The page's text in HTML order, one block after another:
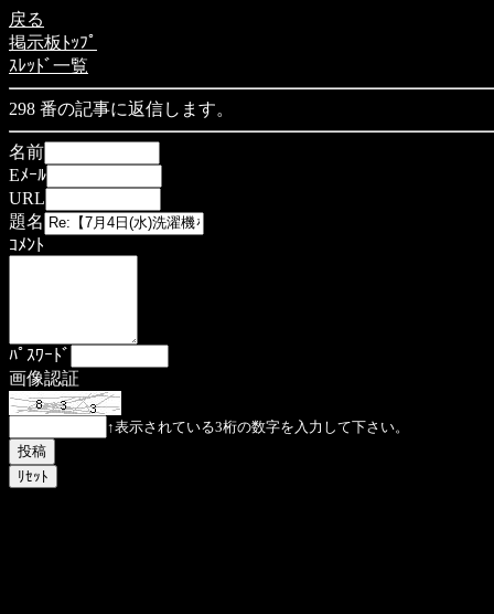
戻る
掲示板ﾄｯﾌﾟ
ｽﾚｯﾄﾞ一覧
298 番の記事に返信します。
名前
Eﾒｰﾙ
URL
題名
ｺﾒﾝﾄ
ﾊﾟｽﾜｰﾄﾞ
画像認証
↑表示されている3桁の数字を入力して下さい。